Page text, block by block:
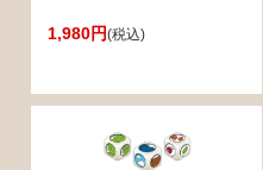
1,980円(税込)